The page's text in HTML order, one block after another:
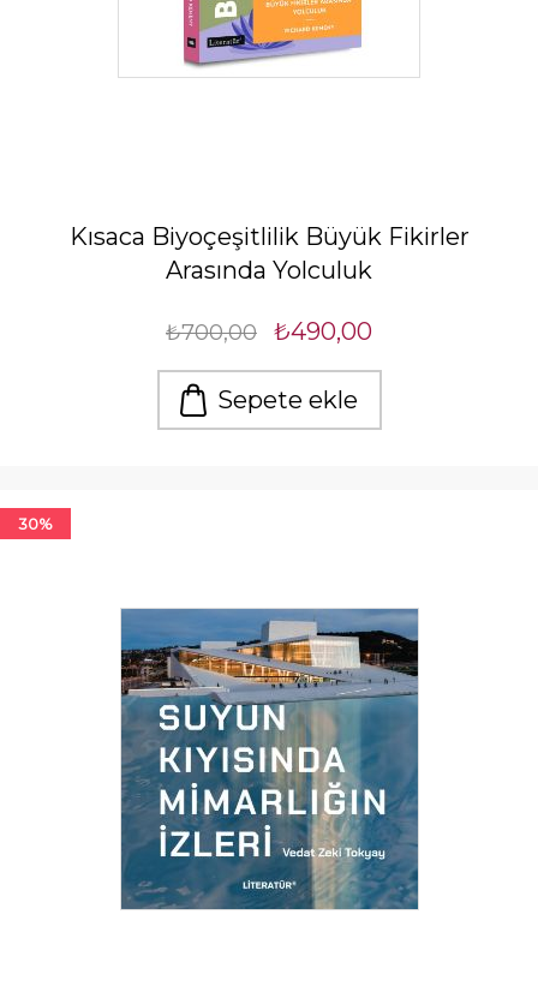
Kısaca Biyoçeşitlilik Büyük Fikirler
Arasında Yolculuk
₺700,00 ₺490,00
Sepete ekle
30%